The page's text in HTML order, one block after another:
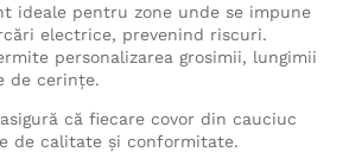
ideale pentru zone unde se impune
electrice, prevenind riscuri.
personalizarea grosimii, lungimii
de cerinţe.
că fiecare covor din cauciuc
de calitate și conformitate.